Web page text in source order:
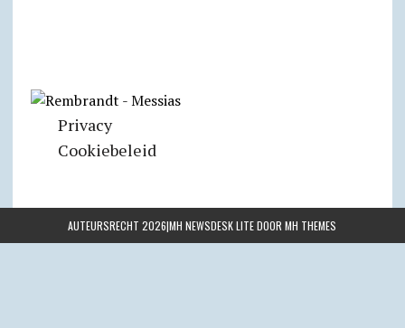
Privacy
Cookiebeleid
AUTEURSRECHT 2026|MH NEWSDESK LITE DOORMH THEMES